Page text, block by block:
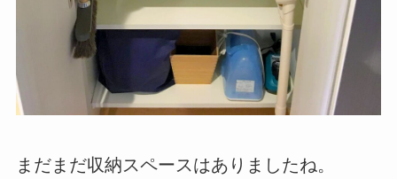
まだまだ収納スペースはありましたね。